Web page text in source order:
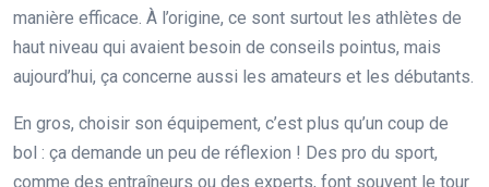
manière efficace. À l’origine, ce sont surtout les athlètes de
haut niveau qui avaient besoin de conseils pointus, mais
aujourd’hui, ça concerne aussi les amateurs et les débutants.
En gros, choisir son équipement, c’est plus qu’un coup de
bol : ça demande un peu de réflexion ! Des pro du sport,
comme des entraîneurs ou des experts, font souvent le tour